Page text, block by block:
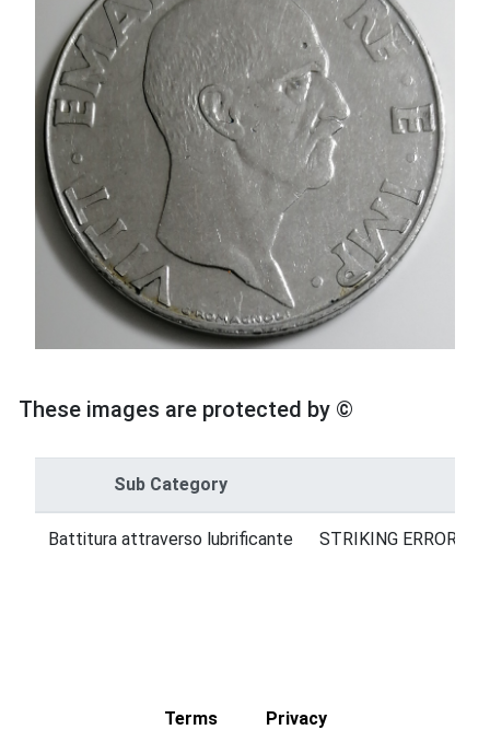
These images are protected by ©
Sub Category
Battitura attraverso lubrificante STRIKING ERRORS
Terms Privacy